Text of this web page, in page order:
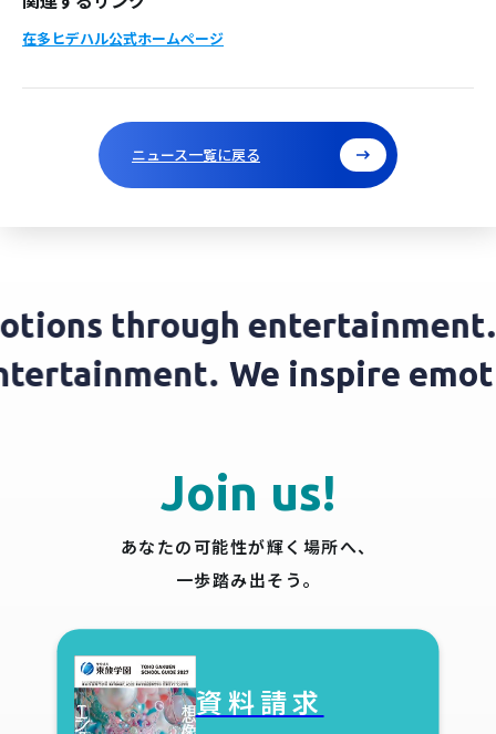
在多ヒデハル公式ホームページ
ニュース一覧に戻る
through entertainment.
entertainment. We inspire
Join us!
あなたの可能性が輝く場所へ、
一歩踏み出そう。
資料請求